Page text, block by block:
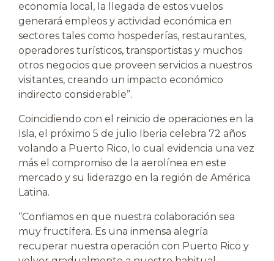
economía local, la llegada de estos vuelos
generará empleos y actividad económica en
sectores tales como hospederías, restaurantes,
operadores turísticos, transportistas y muchos
otros negocios que proveen servicios a nuestros
visitantes, creando un impacto económico
indirecto considerable”.
Coincidiendo con el reinicio de operaciones en la
Isla, el próximo 5 de julio Iberia celebra 72 años
volando a Puerto Rico, lo cual evidencia una vez
más el compromiso de la aerolínea en este
mercado y su liderazgo en la región de América
Latina.
“Confiamos en que nuestra colaboración sea
muy fructífera. Es una inmensa alegría
recuperar nuestra operación con Puerto Rico y